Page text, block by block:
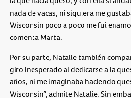
nada de vacas, ni siquiera me
Wisconsin poco a poco me fui
comenta Marta.
Por su parte, Natalie también
giro inesperado al dedicarse a la
años, ni me imaginaba haciendo
Wisconsin”, admite Natalie. Sin